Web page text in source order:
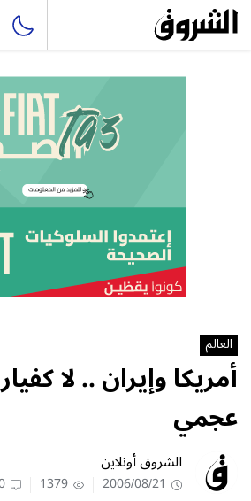
العالم
أمريكا وإيران .. لا
عجمي
الشروق أونلاين
2006/08/21
1379